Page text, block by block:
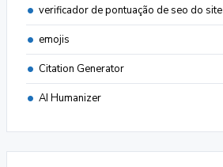
verificador de pontuação de seo do site
emojis
Citation Generator
AI Humanizer